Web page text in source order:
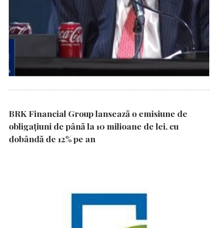
BRK Financial Group lansează o emisiune de
obligațiuni de până la 10 milioane de lei, cu
dobândă de 12% pe an